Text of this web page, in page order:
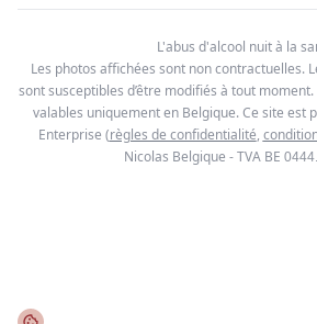
L'abus d'alcool nuit à la
Les photos affichées sont non contractuelles.
sont susceptibles d’être modifiés à tout
valables uniquement en Belgique. Ce site est
Enterprise (règles de confidentialité,
Nicolas Belgique - TVA BE